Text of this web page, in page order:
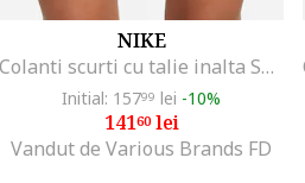
NIKE
Colanti scurti cu talie inalta Sportswear, Negru
Initial: 15799 lei -10%
14160lei
Vandut de Various Brands FD